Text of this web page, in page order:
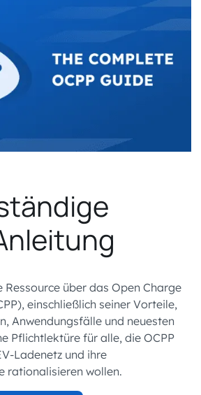
Ressource über das Open Charge
einschließlich seiner Vorteile,
Anwendungsfälle und neuesten
Pflichtlektüre für alle, die OCPP
Ladenetz und ihre
rationalisieren wollen.